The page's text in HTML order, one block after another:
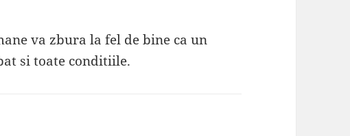
va zbura la fel de bine ca un
si toate conditiile.